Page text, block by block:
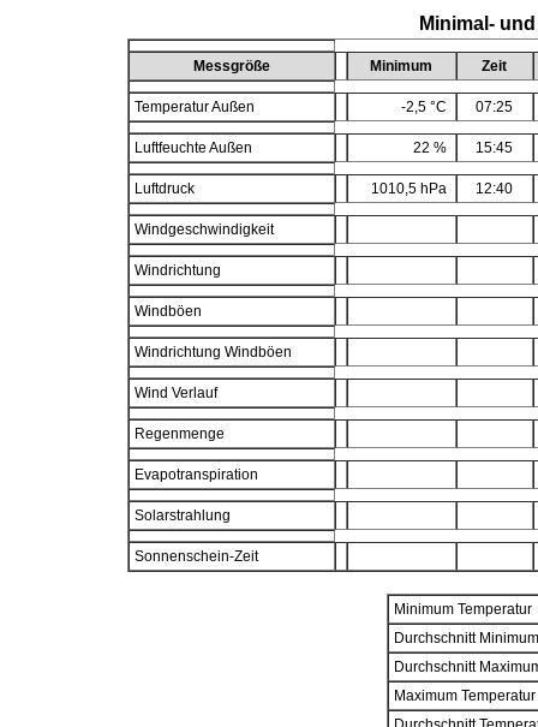
Minimal-
Messgröße Minimum Zeit
Temperatur Außen -2,5 °C 07:25
Luftfeuchte Außen 22 % 15:45
Luftdruck 1010,5 hPa 12:40
Windgeschwindigkeit
Windrichtung
Windböen
Windrichtung Windböen
Wind Verlauf
Regenmenge
Evapotranspiration
Solarstrahlung
Sonnenschein-Zeit
Minimum Temperatur
Durchschnitt
Durchschnitt
Maximum Temperatur